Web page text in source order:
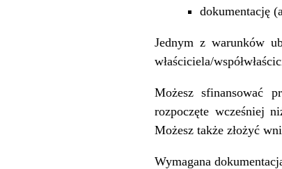
dokumentację
Jednym z warunków
właściciela/
Możesz sfinansować
rozpoczęte wcześniej
Możesz także złożyć
Wymagana